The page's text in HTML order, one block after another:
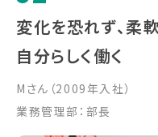
変化を恐れず、柔
自分らしく働く
Mさん（2009年入社）
業務管理部：部長